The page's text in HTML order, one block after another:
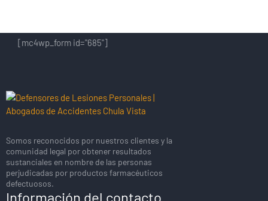
[mc4wp_form id="685"]
Somos reconocidos por nuestros clientes y la
comunidad legal por obtener resultados
sustanciales en nombre de las personas
perjudicadas por productos farmacéuticos
defectuosos.
Información del contacto